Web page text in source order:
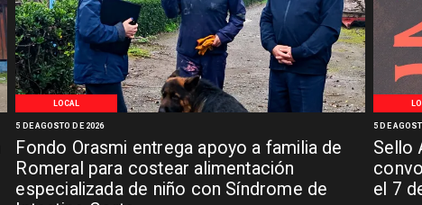
LOCAL
Fondo Orasmi entrega apoyo a familia de
Romeral para costear alimentación
especializada de niño con Síndrome de
5 DE AGOSTO DE 2026
Sello
el 7
5 DE